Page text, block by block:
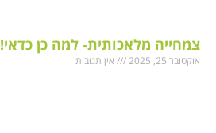
צמחייה מלאכותית- למה כן כדאי!
אוקטובר 25, 2025 אין תגובות